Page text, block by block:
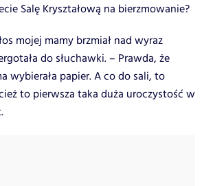
Salę Kryształową na bierzmowanie?
mojej mamy brzmiał nad wyraz
do słuchawki. – Prawda, że
wybierała papier. A co do sali, to
to pierwsza taka duża uroczystość w